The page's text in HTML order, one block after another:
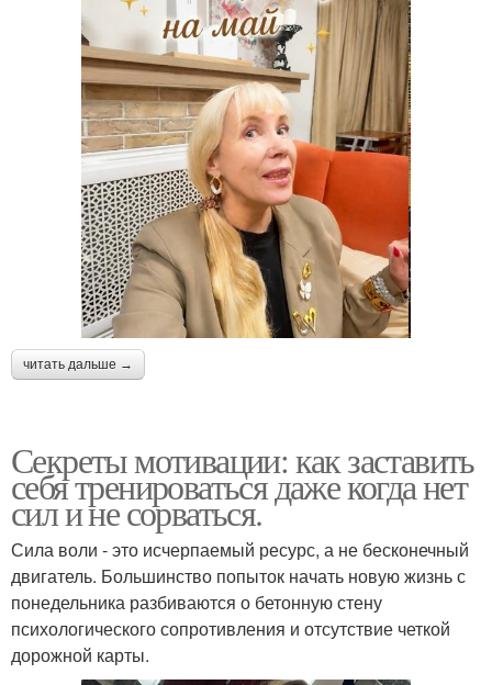
читать дальше →
Секреты мотивации: как заставить
себя тренироваться даже когда нет
сил и не сорваться.
Сила воли - это исчерпаемый ресурс, а не бесконечный
двигатель. Большинство попыток начать новую жизнь с
понедельника разбиваются о бетонную стену
психологического сопротивления и отсутствие четкой
дорожной карты.